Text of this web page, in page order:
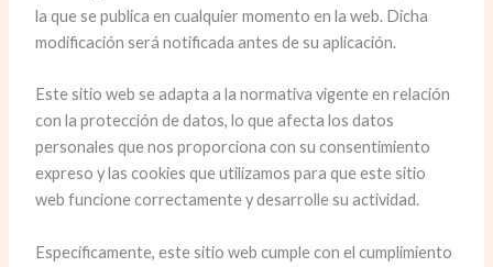
la que se publica en cualquier momento en la web. Dicha
modificación será notificada antes de su aplicación.
Este sitio web se adapta a la normativa vigente en relación
con la protección de datos, lo que afecta los datos
personales que nos proporciona con su consentimiento
expreso y las cookies que utilizamos para que este sitio
web funcione correctamente y desarrolle su actividad.
Específicamente, este sitio web cumple con el cumplimiento